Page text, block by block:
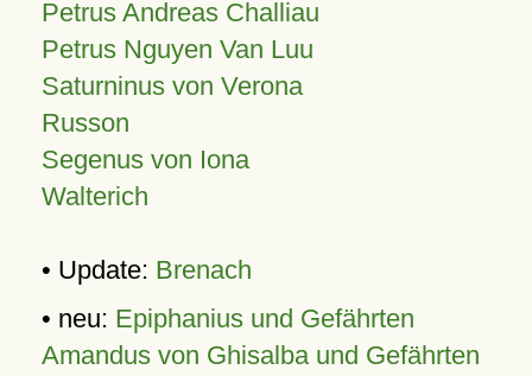
Petrus Andreas Challiau
Petrus Nguyen Van Luu
Saturninus von Verona
Russon
Segenus von Iona
Walterich
• Update: Brenach
• neu: Epiphanius und Gefährten
Amandus von Ghisalba und Gefährten